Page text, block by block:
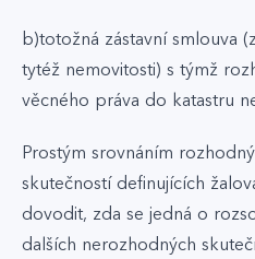
b)totožná zástavní smlouva
tytéž nemovitosti) s týmž
věcného práva do katastru
Prostým srovnáním
skutečností definujících
dovodit, zda se jedná o
dalších nerozhodných